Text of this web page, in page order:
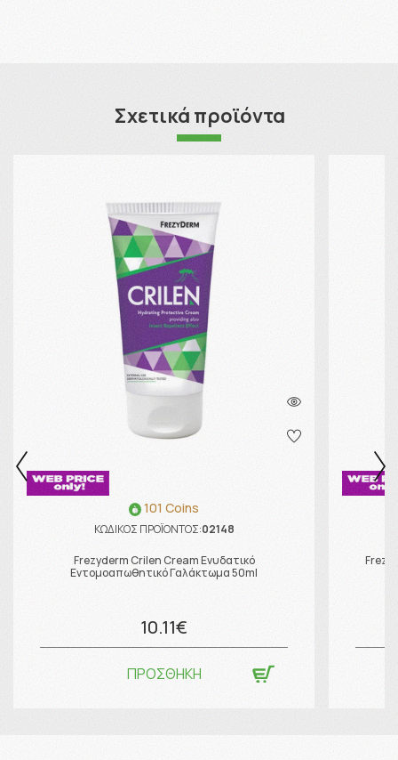
Σχετικά προϊόντα
101 Coins
ΚΩΔΙΚΟΣ ΠΡΟΪΟΝΤΟΣ:02148
Frezyderm Crilen Cream Ενυδατικό
Εντομοαπωθητικό Γαλάκτωμα 50ml
10.11€
ΠΡΟΣΘΗΚΗ